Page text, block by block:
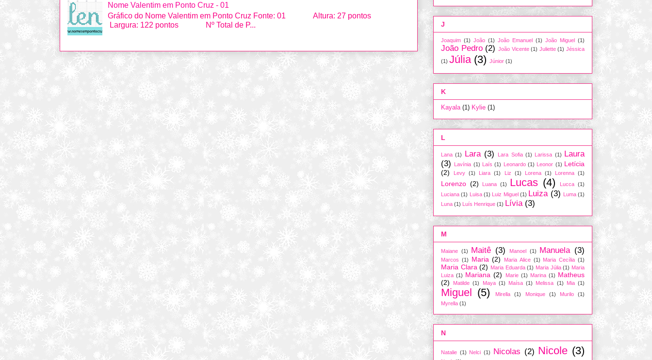
Nome Valentim em Ponto Cruz - 01
Gráfico do Nome Valentim em Ponto Cruz Fonte: 01 Altura: 27 pontos
Largura: 122 pontos Nº Total de P...
J
Joaquim (1) João (1) João Emanuel (1) João Miguel (1)
João Pedro (2) João Vicente (1) Juliette (1) Jéssica
(1) Júlia (3) Júnior (1)
K
Kayala (1) Kylie (1)
L
Lana (1) Lara (3) Lara Sofia (1) Larissa (1) Laura
(3)
Lavínia (1) Laís (1) Leonardo (1) Leonor (1) Letícia
(2)
Levy (1) Liara (1) Liz (1) Lorena (1) Lorenna (1)
Lorenzo (2) Luana (1) Lucas (4) Lucca (1)
Luciana (1) Luisa (1) Luiz Miguel (1) Luiza (3) Luma (1)
Luna (1) Luís Henrique (1) Lívia (3)
M
Maiane (1) Maitê (3) Manoel (1) Manuela (3)
Marcos (1) Maria (2) Maria Alice (1) Maria Cecília (1)
Maria Clara (2) Maria Eduarda (1) Maria Júlia (1) Maria
Luiza (1) Mariana (2) Marie (1) Marina (1) Matheus
(2)
Matilde (1) Maya (1) Maísa (1) Melissa (1) Mia (1)
Miguel (5) Mirella (1) Monique (1) Murilo
(1)
Myrella (1)
N
Natalie (1) Nelci (1) Nicolas (2) Nicole (3)